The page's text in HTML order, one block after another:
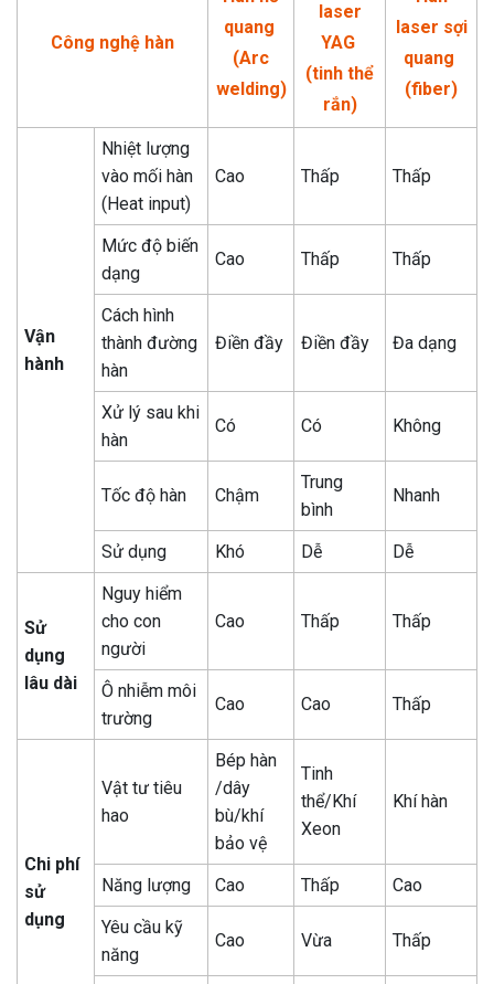
Công nghệ hàn
quang
(Arc
welding)
laser
YAG
(tinh thể
rắn)
laser sợi
quang
(fiber)
Vận
hành
Nhiệt lượng
vào mối hàn
(Heat input)
Cao Thấp Thấp
Mức độ biến
dạng
Cao Thấp Thấp
Cách hình
thành đường
hàn
Điền đầy Điền đầy Đa dạng
Xử lý sau khi
hàn
Có Có Không
Tốc độ hàn Chậm
Trung
bình
Nhanh
Sử dụng Khó Dễ Dễ
Sử
dụng
lâu dài
Nguy hiểm
cho con
người
Cao Thấp Thấp
Ô nhiễm môi
trường
Cao Cao Thấp
Chi phí
sử
dụng
Vật tư tiêu
hao
Bép hàn
/dây
bù/khí
bảo vệ
Tinh
thể/Khí
Xeon
Khí hàn
Năng lượng Cao Thấp
Cao
Yêu cầu kỹ
năng
Cao Vừa Thấp